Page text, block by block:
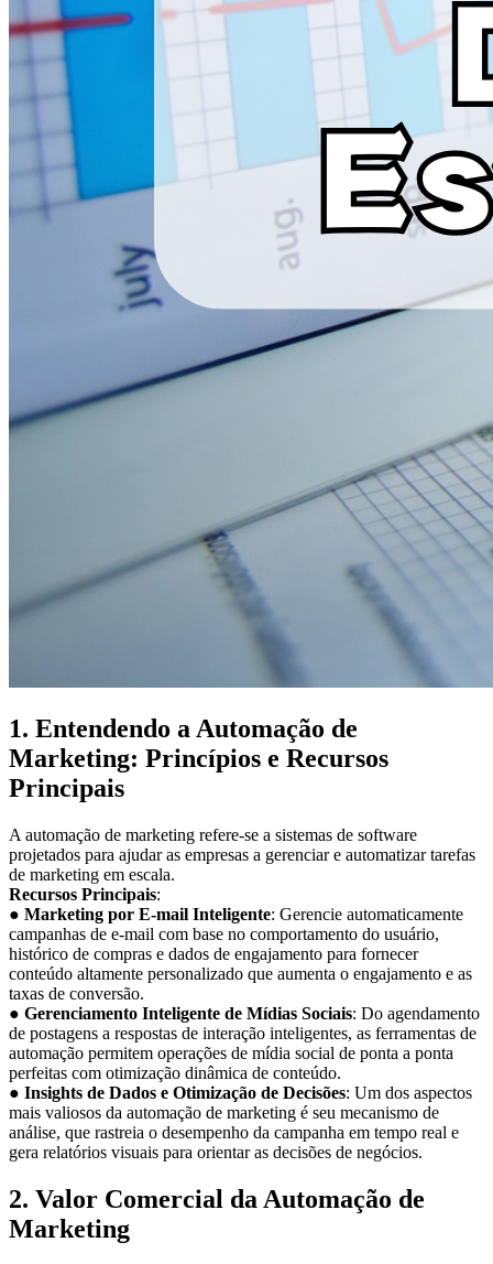
1. Entendendo a Automação de
Marketing: Princípios e Recursos
Principais
A automação de marketing refere-se a sistemas de software
projetados para ajudar as empresas a gerenciar e automatizar tarefas
de marketing em escala.
Recursos Principais:
● Marketing por E-mail Inteligente: Gerencie automaticamente
campanhas de e-mail com base no comportamento do usuário,
histórico de compras e dados de engajamento para fornecer
conteúdo altamente personalizado que aumenta o engajamento e as
taxas de conversão.
● Gerenciamento Inteligente de Mídias Sociais: Do agendamento
de postagens a respostas de interação inteligentes, as ferramentas de
automação permitem operações de mídia social de ponta a ponta
perfeitas com otimização dinâmica de conteúdo.
● Insights de Dados e Otimização de Decisões: Um dos aspectos
mais valiosos da automação de marketing é seu mecanismo de
análise, que rastreia o desempenho da campanha em tempo real e
gera relatórios visuais para orientar as decisões de negócios.
2. Valor Comercial da Automação de
Marketing